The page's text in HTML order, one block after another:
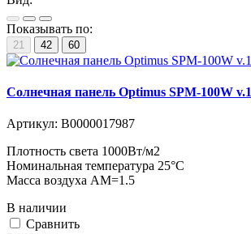
Показывать по:
21 42 60
Солнечная панель Optimus SPM-100W v.1
Артикул: В0000017987
Плотность света 1000Вт/м2
Номинальная температура 25°C
Масса воздуха АМ=1.5
В наличии
Cравнить